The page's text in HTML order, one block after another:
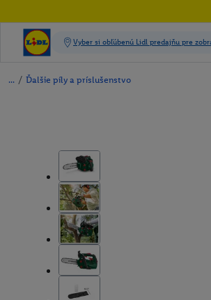
/ Ďalšie píly a príslušenstvo